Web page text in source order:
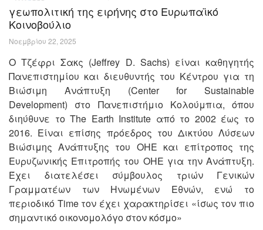
γεωπολιτική της ειρήνης στο Ευρωπαϊκό
Κοινοβούλιο
Νοεμβρίου 22, 2025
Ο Τζέφρι Σακς (Jeffrey D. Sachs) είναι καθηγητής
Πανεπιστημίου και διευθυντής του Κέντρου για τη
Βιώσιμη Ανάπτυξη (Center for Sustainable
Development) στο Πανεπιστήμιο Κολούμπια, όπου
διηύθυνε το The Earth Institute από το 2002 έως το
2016. Είναι επίσης πρόεδρος του Δικτύου Λύσεων
Βιώσιμης Ανάπτυξης του ΟΗΕ και επίτροπος της
Ευρυζωνικής Επιτροπής του ΟΗΕ για την Ανάπτυξη.
Έχει διατελέσει σύμβουλος τριών Γενικών
Γραμματέων των Ηνωμένων Εθνών, ενώ το
περιοδικό Time τον έχει χαρακτηρίσει «ίσως τον πιο
σημαντικό οικονομολόγο στον κόσμο»